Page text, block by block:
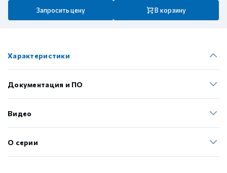
Запросить цену В корзину
Характеристики
Документация и ПО
Видео
О серии